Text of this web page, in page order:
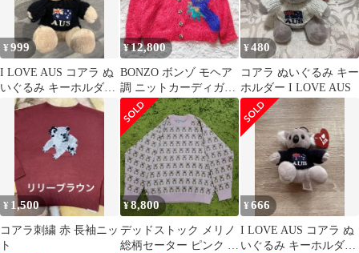
¥999
I LOVE AUS コアラ ぬ
いぐるみ キーホルダ
ー オーストラリア
¥12,800
BONZO ボンゾ モヘア
調 ニットカーディガン
コアラ オーストラリア
製 ハンドメイド
¥480
コアラ ぬいぐるみ キー
ホルダー I LOVE AUS
¥ 1,500
コアラ刺繍 赤 長袖ニッ
ト
¥8,800
デッドストック メリノ
総柄セーター ピンク コ
¥666
I LOVE AUS コアラ ぬ
いぐるみ キーホルダ